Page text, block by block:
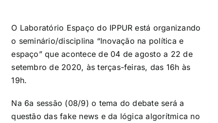
O Laboratório Espaço do IPPUR está organizando
o seminário/disciplina “Inovação na política e
espaço” que acontece de 04 de agosto a 22 de
setembro de 2020, às terças-feiras, das 16h às
19h.
Na 6a sessão (08/9) o tema do debate será a
questão das fake news e da lógica algorítmica no